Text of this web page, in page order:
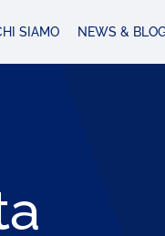
SIAMO NEWS &